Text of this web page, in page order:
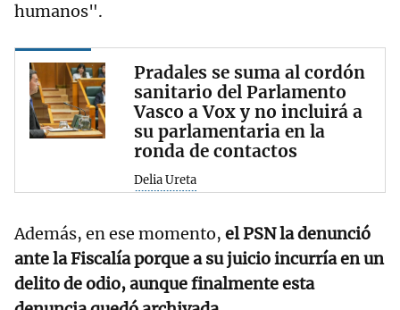
humanos".
Pradales se suma al cordón
sanitario del Parlamento
Vasco a Vox y no incluirá a
su parlamentaria en la
ronda de contactos
Delia Ureta
Además, en ese momento, el PSN la denunció
ante la Fiscalía porque a su juicio incurría en un
delito de odio, aunque finalmente esta